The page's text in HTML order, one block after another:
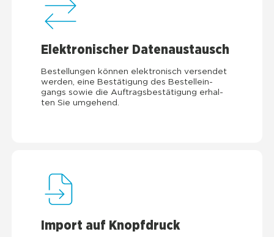
Elek­tro­ni­scher Daten­aus­tausch
Bestel­lun­gen kön­nen elek­tro­nisch ver­sen­det
wer­den, eine Bestä­ti­gung des Bestell­ein­
gangs sowie die Auf­trags­be­stä­ti­gung erhal­
ten Sie umge­hend.
Import auf Knopf­druck